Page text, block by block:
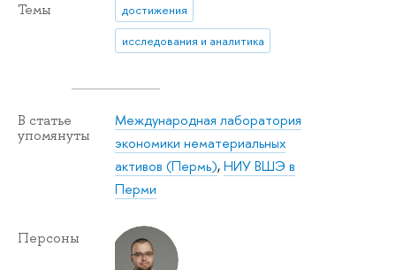
Темы
достижения
исследования и аналитика
В статье
упомянуты
Международная лаборатория
экономики нематериальных
активов (Пермь),НИУ ВШЭ в
Перми
Персоны